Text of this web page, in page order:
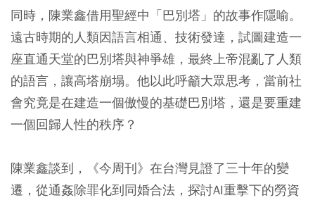
同時，陳業鑫借用聖經中「巴別塔」的故事作隱喻。
遠古時期的人類因語言相通、技術發達，試圖建造一
座直通天堂的巴別塔與神爭雄，最終上帝混亂了人類
的語言，讓高塔崩塌。他以此呼籲大眾思考，當前社
會究竟是在建造一個傲慢的基礎巴別塔，還是要重建
一個回歸人性的秩序？
陳業鑫談到，《今周刊》在台灣見證了三十年的變
遷，從通姦除罪化到同婚合法，探討AI重擊下的勞資